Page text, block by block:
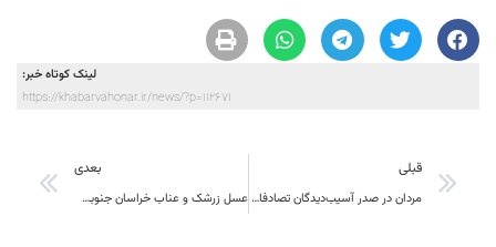
لینک کوتاه خبر:
https://khabarvahonar.ir/news/?p=112671
قبلی
مردان در صدر آسیب‌دیدگان تصادفات خراسان جنوبی قرار دارند
بعدی
عسل زرشک و عناب خراسان جنوبی شناسنامه‌دار می‌شود